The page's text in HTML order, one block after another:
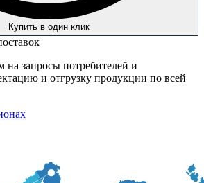
Купить в один клик
запросы потребителей и
и отгрузку продукции по всей